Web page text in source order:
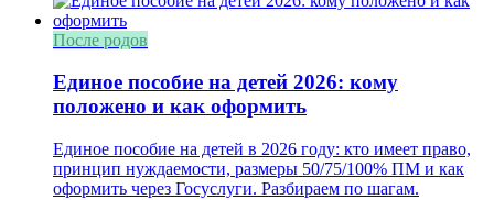
После родов
Единое пособие на детей 2026: кому
положено и как оформить
Единое пособие на детей в 2026 году: кто имеет право,
принцип нуждаемости, размеры 50/75/100% ПМ и как
оформить через Госуслуги. Разбираем по шагам.